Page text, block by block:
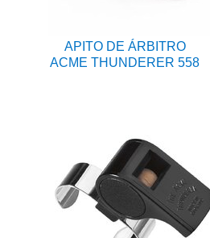
APITO DE ÁRBITRO
ACME THUNDERER 558